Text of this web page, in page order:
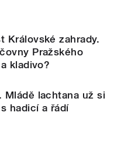
Královské zahrady.
Pražského
kladivo?
Mládě lachtana už si
hadicí a řádí